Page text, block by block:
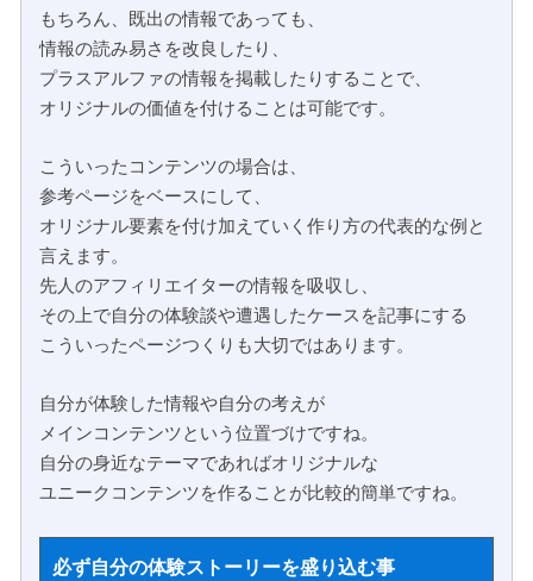
もちろん、既出の情報であっても、
情報の読み易さを改良したり、
プラスアルファの情報を掲載したりすることで、
オリジナルの価値を付けることは可能です。
こういったコンテンツの場合は、
参考ページをベースにして、
オリジナル要素を付け加えていく作り方の代表的な例と
言えます。
先人のアフィリエイターの情報を吸収し、
その上で自分の体験談や遭遇したケースを記事にする
こういったページつくりも大切ではあります。
自分が体験した情報や自分の考えが
メインコンテンツという位置づけですね。
自分の身近なテーマであればオリジナルな
ユニークコンテンツを作ることが比較的簡単ですね。
必ず自分の体験ストーリーを盛り込む事